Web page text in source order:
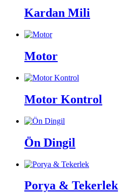
Kardan Mili
Motor
Motor Kontrol
Ön Dingil
Porya & Tekerlek